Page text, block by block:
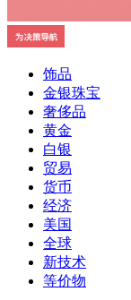
饰品
金银珠宝
奢侈品
黄金
白银
贸易
货币
经济
美国
全球
新技术
等价物